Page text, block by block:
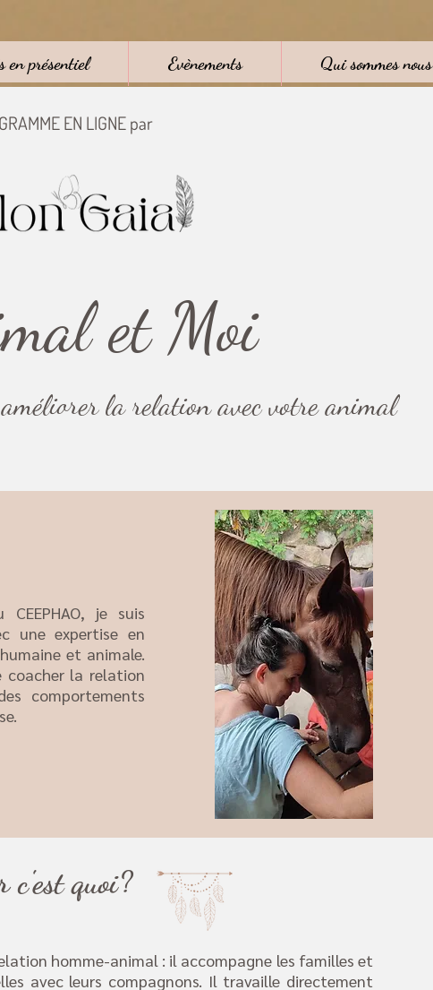
en présentiel Evènements Qui sommes nous
EN LIGNE par
et Moi
la relation avec votre animal
je suis
une expertise en
et animale.
coacher la relation
comportements
c'est quoi?
homme-animal : il accompagne les familles et
avec leurs compagnons. Il travaille directement